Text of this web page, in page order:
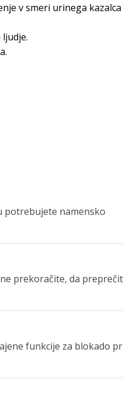
v smeri urinega kazalca
potrebujete namensko
prekoračite, da
funkcije za blokado